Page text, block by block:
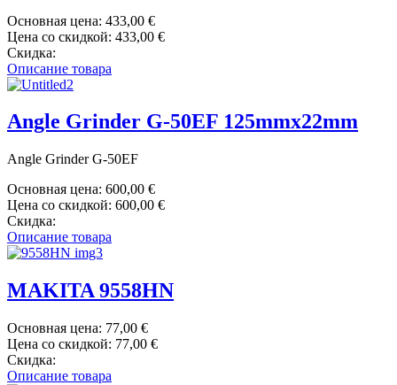
Основная цена: 433,00 €
Цена со скидкой: 433,00 €
Скидка:
Описание товара
Angle Grinder G-50EF 125mmx22mm
Angle Grinder G-50EF
Основная цена: 600,00 €
Цена со скидкой: 600,00 €
Скидка:
Описание товара
MAKITA 9558HN
Основная цена: 77,00 €
Цена со скидкой: 77,00 €
Скидка:
Описание товара